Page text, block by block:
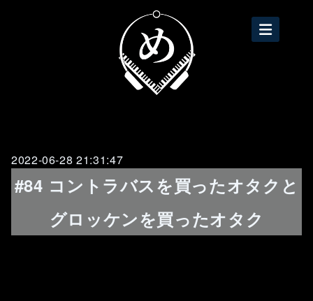
2022-06-28 21:31:47
#84 コントラバスを買ったオタクと
グロッケンを買ったオタク